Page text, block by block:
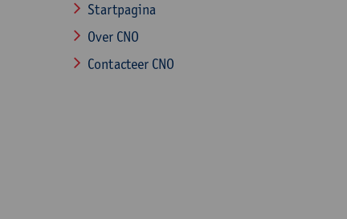
Startpagina
Over CNO
Contacteer CNO